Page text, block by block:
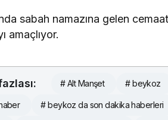
sabah namazına gelen
amaçlıyor.
# Alt Manşet # beykoz
# beykoz da son dakika haberleri